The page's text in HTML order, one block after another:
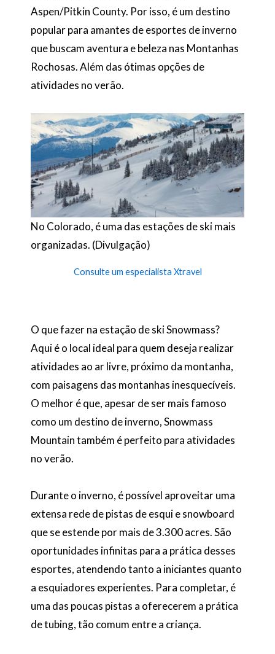
Aspen/Pitkin County. Por isso, é um destino
popular para amantes de esportes de inverno
que buscam aventura e beleza nas Montanhas
Rochosas. Além das ótimas opções de
atividades no verão.
No Colorado, é uma das estações de ski mais
organizadas. (Divulgação)
Consulte um especialista Xtravel
O que fazer na estação de ski Snowmass?
Aqui é o local ideal para quem deseja realizar
atividades ao ar livre, próximo da montanha,
com paisagens das montanhas inesquecíveis.
O melhor é que, apesar de ser mais famoso
como um destino de inverno, Snowmass
Mountain também é perfeito para atividades
no verão.
Durante o inverno, é possível aproveitar uma
extensa rede de pistas de esqui e snowboard
que se estende por mais de 3.300 acres. São
oportunidades infinitas para a prática desses
esportes, atendendo tanto a iniciantes quanto
a esquiadores experientes. Para completar, é
uma das poucas pistas a oferecerem a prática
de tubing, tão comum entre a criança.